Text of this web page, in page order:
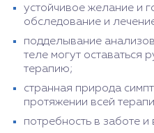
устойчивое желание и
обследование и
подделывание
теле могут оставаться
терапию;
странная природа
протяжении всей
потребность в заботе